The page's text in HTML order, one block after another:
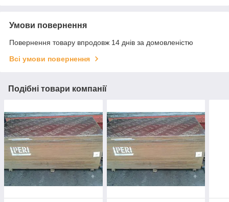
Умови повернення
Повернення товару впродовж 14 днів за домовленістю
Всі умови повернення
Подібні товари компанії